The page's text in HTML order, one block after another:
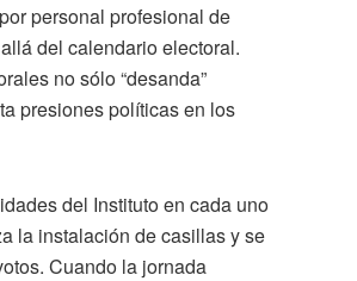
personal profesional de
del calendario electoral.
no sólo “desanda”
presiones políticas en los
del Instituto en cada uno
la instalación de casillas y se
Cuando la jornada